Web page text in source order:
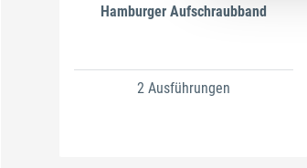
Hamburger Aufschraubband
2 Ausführungen